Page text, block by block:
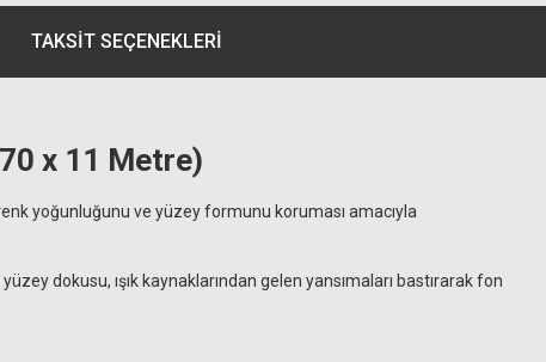
TAKSIT SEÇENEKLERI
x 11 Metre)
yoğunluğunu ve yüzey formunu koruması amacıyla
dokusu, ışık kaynaklarından gelen yansımaları bastırarak fon